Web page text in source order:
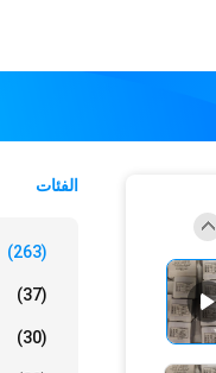
الفئات
(263)
(37)
(30)